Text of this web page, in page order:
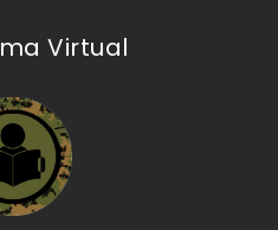
Virtual